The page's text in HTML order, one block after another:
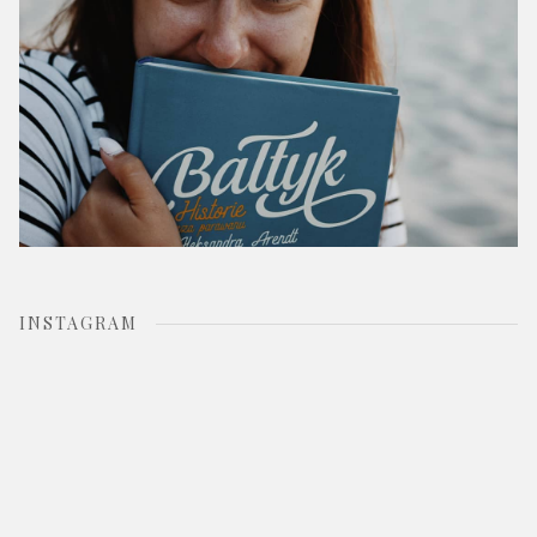
INSTAGRAM